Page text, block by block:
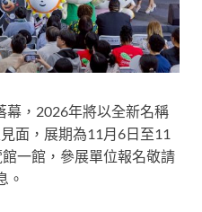
幕，2026年將以全新名稱
面，展期為11月6日至11
一館，參展單位報名敬請
。